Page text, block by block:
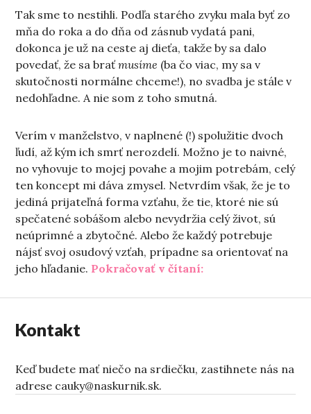
Tak sme to nestihli. Podľa starého zvyku mala byť zo
mňa do roka a do dňa od zásnub vydatá pani,
dokonca je už na ceste aj dieťa, takže by sa dalo
povedať, že sa braťmusíme (ba čo viac, my sa v
skutočnosti normálne chceme!), no svadba je stále v
nedohľadne. A nie som z toho smutná.
Verím v manželstvo, v naplnené (!) spolužitie dvoch
ľudí, až kým ich smrť nerozdelí. Možno je to naivné,
no vyhovuje to mojej povahe a mojim potrebám, celý
ten koncept mi dáva zmysel. Netvrdím však, že je to
jediná prijateľná forma vzťahu, že tie, ktoré nie sú
spečatené sobášom alebo nevydržia celý život, sú
neúprimné a zbytočné. Alebo že každý potrebuje
nájsť svoj osudový vzťah, prípadne sa orientovať na
jeho hľadanie. Pokračovať v čítaní:„Do roka a do dňa“
Kontakt
Keď budete mať niečo na srdiečku, zastihnete nás na
adrese cauky@naskurnik.sk.